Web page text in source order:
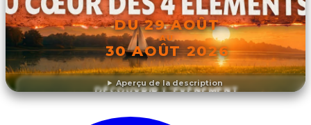
Aperçu de la description
DU 29 AOÛT
AU
30 AOÛT 2026
DÉCOUVRIR L'ÉVÉNEMENT